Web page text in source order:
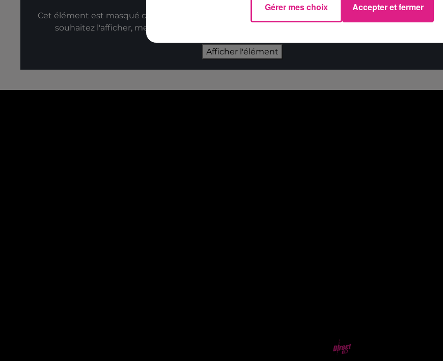
Cet élément est masqué compte-tenu du refus du dépôt de cookies que vous avez exprimé. Si vous
souhaitez l'afficher, merci de nous donner votre accord en cliquant sur le bouton ci-dessous.
Afficher l'élément
Gérer mes choix Accepter et fermer